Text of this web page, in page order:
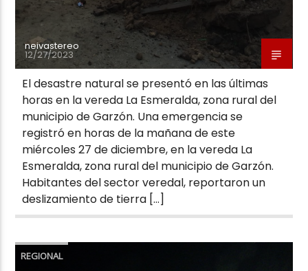
neivastereo
12/27/2023
El desastre natural se presentó en las últimas
horas en la vereda La Esmeralda, zona rural del
municipio de Garzón. Una emergencia se
registró en horas de la mañana de este
miércoles 27 de diciembre, en la vereda La
Esmeralda, zona rural del municipio de Garzón.
Habitantes del sector veredal, reportaron un
deslizamiento de tierra […]
REGIONAL